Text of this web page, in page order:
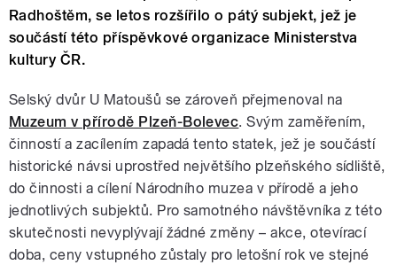
Radhoštěm, se letos rozšířilo o pátý subjekt, jež je
součástí této příspěvkové organizace Ministerstva
kultury ČR.
Selský dvůr U Matoušů se zároveň přejmenoval na
Muzeum v přírodě Plzeň-Bolevec. Svým zaměřením,
činností a zacílením zapadá tento statek, jež je součástí
historické návsi uprostřed největšího plzeňského sídliště,
do činnosti a cílení Národního muzea v přírodě a jeho
jednotlivých subjektů. Pro samotného návštěvníka z této
skutečnosti nevyplývají žádné změny – akce, otevírací
doba, ceny vstupného zůstaly pro letošní rok ve stejné